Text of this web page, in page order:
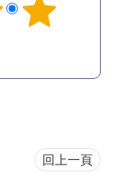
回上一頁